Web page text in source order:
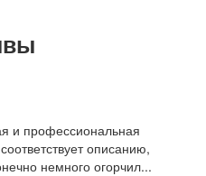
и профессиональная
описанию,
немного огорчил...